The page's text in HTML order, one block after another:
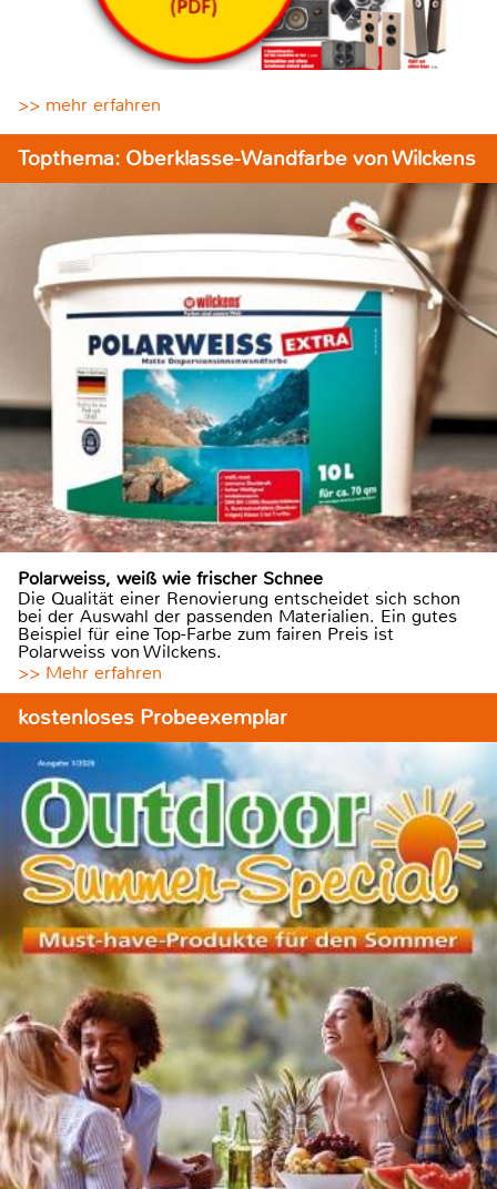
>> mehr erfahren
Topthema: Oberklasse-Wandfarbe von Wilckens
Polarweiss, weiß wie frischer Schnee
Die Qualität einer Renovierung entscheidet sich schon
bei der Auswahl der passenden Materialien. Ein gutes
Beispiel für eine Top-Farbe zum fairen Preis ist
Polarweiss von Wilckens.
>> Mehr erfahren
kostenloses Probeexemplar